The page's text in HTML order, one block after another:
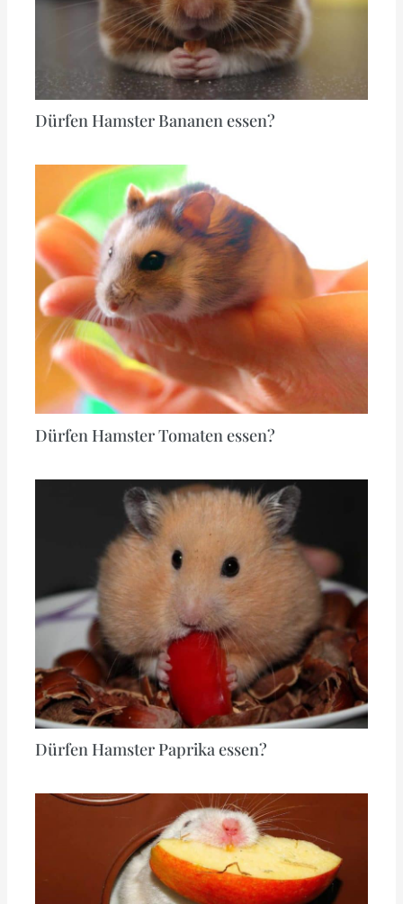
Dürfen Hamster Bananen essen?
Dürfen Hamster Tomaten essen?
Dürfen Hamster Paprika essen?